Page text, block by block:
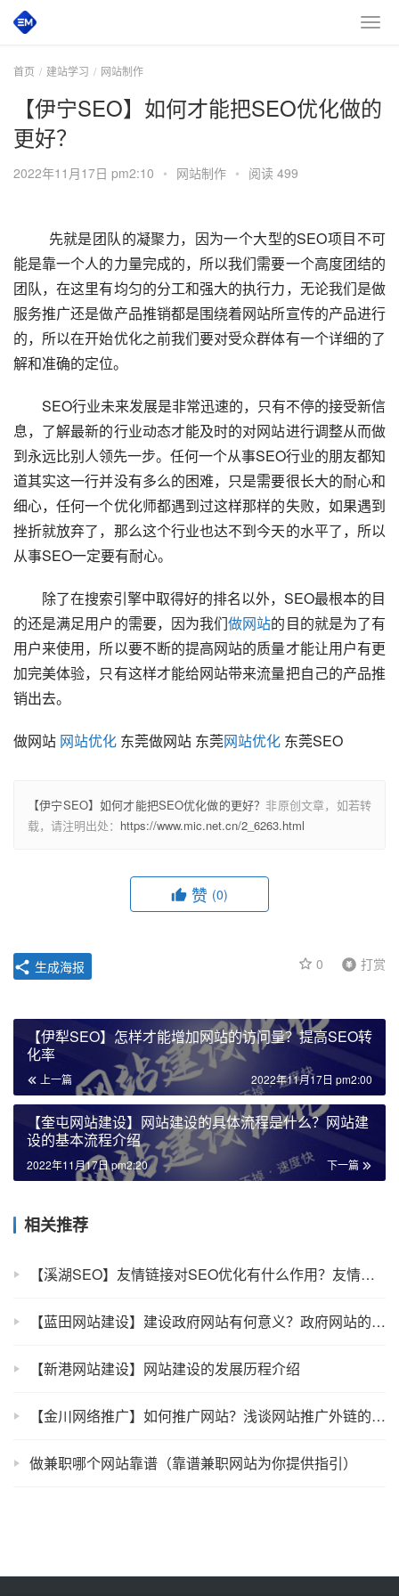
首页 建站学习 网站制作
【伊宁SEO】如何才能把SEO优化做的
更好？
2022年11月17日 pm2:10 • 网站制作 • 阅读 499
先就是团队的凝聚力，因为一个大型的SEO项目不可
能是靠一个人的力量完成的，所以我们需要一个高度团结的
团队，在这里有均匀的分工和强大的执行力，无论我们是做
服务推广还是做产品推销都是围绕着网站所宣传的产品进行
的，所以在开始优化之前我们要对受众群体有一个详细的了
解和准确的定位。
SEO行业未来发展是非常迅速的，只有不停的接受新信
息，了解最新的行业动态才能及时的对网站进行调整从而做
到永远比别人领先一步。任何一个从事SEO行业的朋友都知
道其实这一行并没有多么的困难，只是需要很长大的耐心和
细心，任何一个优化师都遇到过这样那样的失败，如果遇到
挫折就放弃了，那么这个行业也达不到今天的水平了，所以
从事SEO一定要有耐心。
除了在搜索引擎中取得好的排名以外，SEO最根本的目
的还是满足用户的需要，因为我们做网站的目的就是为了有
用户来使用，所以要不断的提高网站的质量才能让用户有更
加完美体验，只有这样才能给网站带来流量把自己的产品推
销出去。
做网站 网站优化 东莞做网站 东莞网站优化 东莞SEO
【伊宁SEO】如何才能把SEO优化做的更好？非原创文章，如若转
载，请注明出处： https://www.mic.net.cn/2_6263.html
赞 (0)
0 打赏
生成海报
【伊犁SEO】怎样才能增加网站的访问量？提高SEO转
化率
上一篇 2022年11月17日 pm2:00
【奎屯网站建设】网站建设的具体流程是什么？网站建
设的基本流程介绍
下一篇
2022年11月17日 pm2:20
相关推荐
【溪湖SEO】友情链接对SEO优化有什么作用？友情链接作用介绍
【蓝田网站建设】建设政府网站有何意义？政府网站的意义介绍
【新港网站建设】网站建设的发展历程介绍
【金川网络推广】如何推广网站？浅谈网站推广外链的处理方法
做兼职哪个网站靠谱（靠谱兼职网站为你提供指引）